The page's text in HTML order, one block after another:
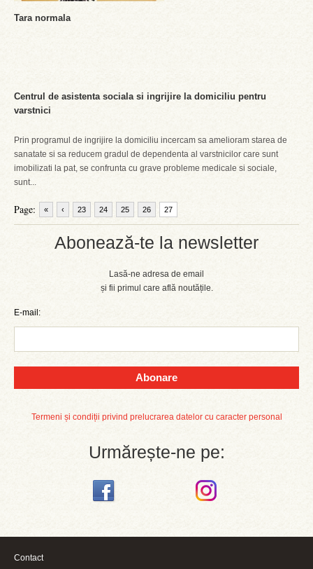
Abonează-te la newsletter
Lasă-ne adresa de email
și fii primul care află noutățile.
E-mail:
Abonare
Termeni și condiții privind prelucrarea datelor cu caracter personal
Urmărește-ne pe:
Tara normala
Centrul de asistenta sociala si ingrijire la domiciliu pentru
varstnici
Prin programul de ingrijire la domiciliu incercam sa amelioram starea de
sanatate si sa reducem gradul de dependenta al varstnicilor care sunt
imobilizati la pat, se confrunta cu grave probleme medicale si sociale,
sunt...
Page: « ‹ 23 24 25 26 27
Contact